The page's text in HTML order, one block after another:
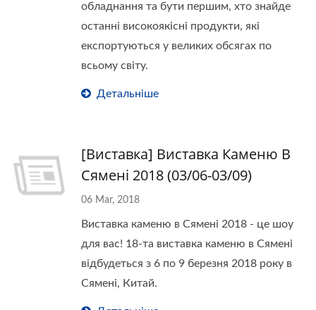
обладнання та бути першим, хто знайде
останні високоякісні продукти, які
експортуються у великих обсягах по
всьому світу.
Детальніше
[Виставка] Виставка Каменю В
Сямені 2018 (03/06-03/09)
06 Mar, 2018
Виставка каменю в Сямені 2018 - це шоу
для вас! 18-та виставка каменю в Сямені
відбудеться з 6 по 9 березня 2018 року в
Сямені, Китай.